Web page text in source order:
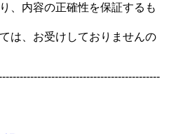
、内容の正確性を保証するも
は、お受けしておりませんの